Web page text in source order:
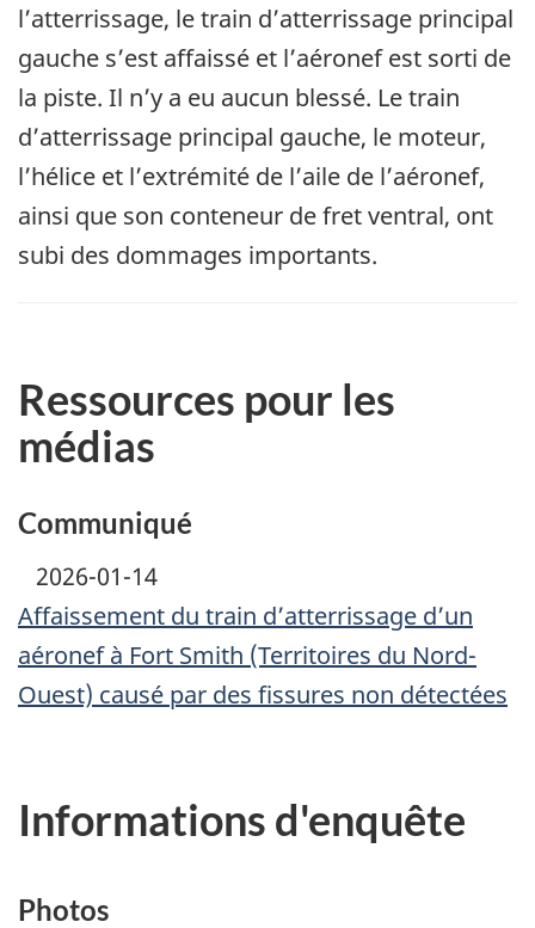
l’atterrissage, le train d’atterrissage principal
gauche s’est affaissé et l’aéronef est sorti de
la piste. Il n’y a eu aucun blessé. Le train
d’atterrissage principal gauche, le moteur,
l’hélice et l’extrémité de l’aile de l’aéronef,
ainsi que son conteneur de fret ventral, ont
subi des dommages importants.
Ressources pour les
médias
Communiqué
2026-01-14
Affaissement du train d’atterrissage d’un
aéronef à Fort Smith (Territoires du Nord-
Ouest) causé par des fissures non détectées
Informations d'enquête
Photos